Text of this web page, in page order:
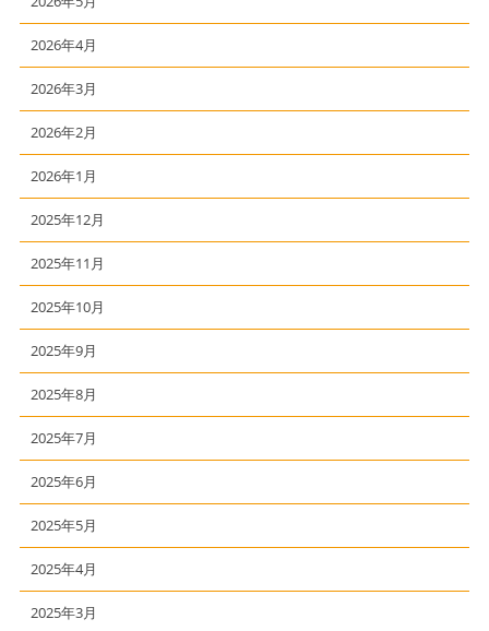
2026年4月
2026年3月
2026年2月
2026年1月
2025年12月
2025年11月
2025年10月
2025年9月
2025年8月
2025年7月
2025年6月
2025年5月
2025年4月
2025年3月